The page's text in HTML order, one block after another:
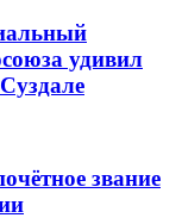
удивил
звание